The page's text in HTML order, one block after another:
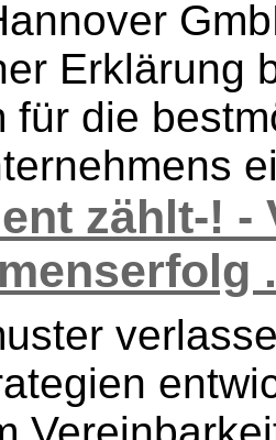
Erklärung
für die
zählt-!